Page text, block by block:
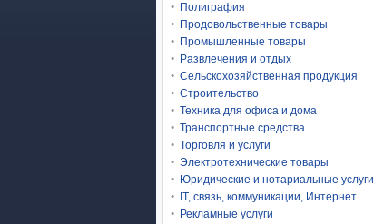
Полиграфия
Продовольственные товары
Промышленные товары
Развлечения и отдых
Сельскохозяйственная продукция
Строительство
Техника для офиса и дома
Транспортные средства
Торговля и услуги
Электротехнические товары
Юридические и нотариальные услуги
IT, связь, коммуникации, Интернет
Рекламные услуги